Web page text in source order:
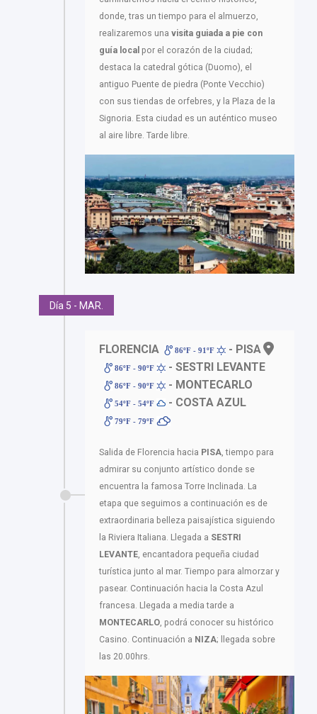
donde, tras un tiempo para el almuerzo,
realizaremos una visita guiada a pie con
guía local por el corazón de la ciudad;
destaca la catedral gótica (Duomo), el
antiguo Puente de piedra (Ponte Vecchio)
con sus tiendas de orfebres, y la Plaza de la
Signoria. Esta ciudad es un auténtico museo
al aire libre. Tarde libre.
Día 5 - MAR.
FLORENCIA 86ºF - 91ºF - PISA
86ºF - 90ºF - SESTRI LEVANTE
86ºF - 90ºF - MONTECARLO
54ºF - 54ºF - COSTA AZUL
79ºF - 79ºF
Salida de Florencia hacia PISA , tiempo para
admirar su conjunto artístico donde se
encuentra la famosa Torre Inclinada. La
etapa que seguimos a continuación es de
extraordinaria belleza paisajística siguiendo
la Riviera Italiana. Llegada a SESTRI
LEVANTE , encantadora pequeña ciudad
turística junto al mar. Tiempo para almorzar y
pasear. Continuación hacia la Costa Azul
francesa. Llegada a media tarde a
MONTECARLO , podrá conocer su histórico
Casino. Continuación a NIZA; llegada sobre
las 20.00hrs.